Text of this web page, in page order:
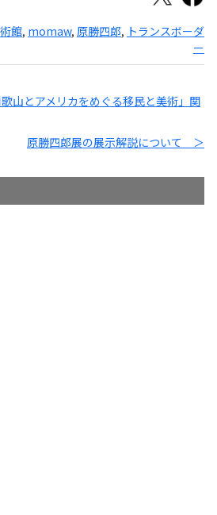
館, momaw, 原勝四郎, トランスボーダ
ー
山とアメリカをめぐる移民と美術」関
原勝四郎展の展示解説について ＞